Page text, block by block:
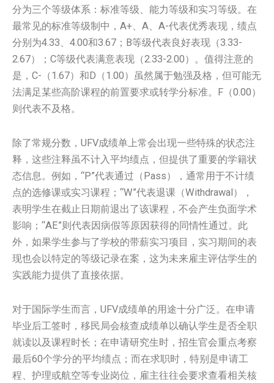
分为三个等级体系：标准等级、能力等级和实习等级。在
最常见的标准等级制中，A+、A、A-代表优秀表现，绩点
分别为4.33、4.00和3.67；B等级代表良好表现（3.33-
2.67）；C等级代表满意表现（2.33-2.00）。值得注意的
是，C-（1.67）和D（1.00）虽然属于勉强及格，但可能无
法满足某些高阶课程的前置要求或转学分标准。F（0.00）
则代表不及格。
除了常规分数，UFV成绩单上常会出现一些特殊的状态注
释，这些注释虽不计入平均绩点，但提供了重要的学籍状
态信息。例如，“P”代表通过（Pass），通常用于不计绩
点的选修课或实习课程；“W”代表退课（Withdrawal），
表明学生在截止日期前退出了该课程，不会产生负面学术
影响；“AE”则代表因病假等原因获得的同情性通过。此
外，如果学生参与了学校的带薪实习项目，实习期间的表
现也会以特定的等级记录在案，这为未来雇主评估学生的
实践能力提供了直接依据。
对于国际学生而言，UFV成绩单的用途十分广泛。在申请
毕业后工签时，移民局会核查成绩单以确认学生是否全职
就读以及课程时长；在申请研究生时，招生官会重点考察
最后60个学分的平均绩点；而在求职时，特别是申请工
程、护理或航空等专业岗位，雇主往往会要求查看相关核